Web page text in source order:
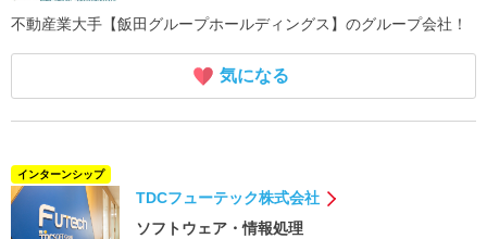
不動産業大手【飯田グループホールディングス】のグループ会社！
気になる
インターンシップ
TDCフューテック株式会社
ソフトウェア・情報処理